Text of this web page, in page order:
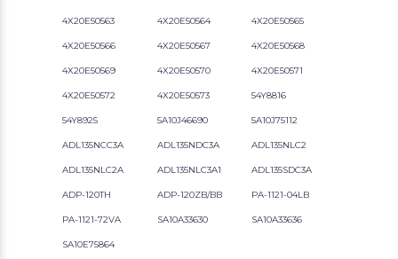
4X20E50563 4X20E50564 4X20E50565
4X20E50566 4X20E50567 4X20E50568
4X20E50569 4X20E50570 4X20E50571
4X20E50572 4X20E50573 54Y8816
54Y8925 5A10J46690 5A10J75112
ADL135NCC3A ADL135NDC3A ADL135NLC2
ADL135NLC2A ADL135NLC3A1 ADL135SDC3A
ADP-120TH ADP-120ZB/BB PA-1121-04LB
PA-1121-72VA SA10A33630 SA10A33636
SA10E75864